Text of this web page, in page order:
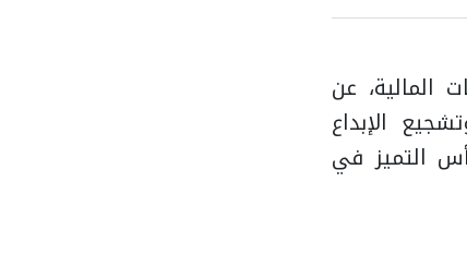
المالية، عن
الإبداع
التميز في